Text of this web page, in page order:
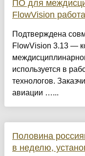
ПО для
FlowVision
Подтверждена
FlowVision 3.13 —
используется в
технологов.
авиации …...
Половина
в неделю,